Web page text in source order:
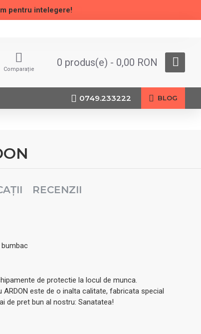
pentru intelegere!
Comparație
0 produs(e) - 0,00 RON
0749.233222 BLOG
RECENZII
bumbac
de protectie la locul de munca.
este de o inalta calitate, fabricata special
de pret bun al nostru: Sanatatea!